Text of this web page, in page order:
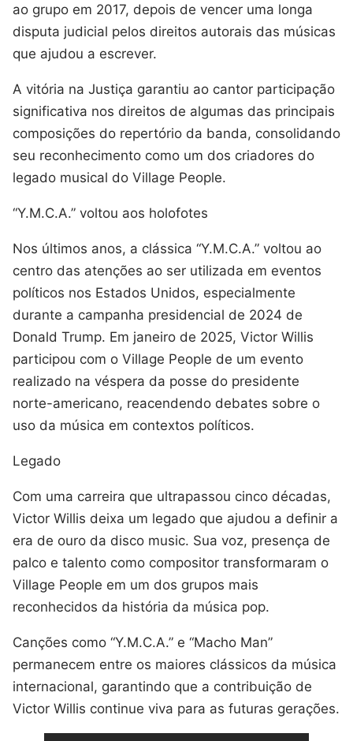
ao grupo em 2017, depois de vencer uma longa
disputa judicial pelos direitos autorais das músicas
que ajudou a escrever.
A vitória na Justiça garantiu ao cantor participação
significativa nos direitos de algumas das principais
composições do repertório da banda, consolidando
seu reconhecimento como um dos criadores do
legado musical do Village People.
“Y.M.C.A.” voltou aos holofotes
Nos últimos anos, a clássica “Y.M.C.A.” voltou ao
centro das atenções ao ser utilizada em eventos
políticos nos Estados Unidos, especialmente
durante a campanha presidencial de 2024 de
Donald Trump. Em janeiro de 2025, Victor Willis
participou com o Village People de um evento
realizado na véspera da posse do presidente
norte-americano, reacendendo debates sobre o
uso da música em contextos políticos.
Legado
Com uma carreira que ultrapassou cinco décadas,
Victor Willis deixa um legado que ajudou a definir a
era de ouro da disco music. Sua voz, presença de
palco e talento como compositor transformaram o
Village People em um dos grupos mais
reconhecidos da história da música pop.
Canções como “Y.M.C.A.” e “Macho Man”
permanecem entre os maiores clássicos da música
internacional, garantindo que a contribuição de
Victor Willis continue viva para as futuras gerações.